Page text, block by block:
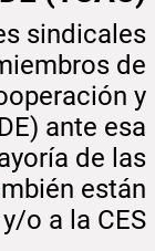
sindicales
de
y
ante esa
de las
están
o a la CES.